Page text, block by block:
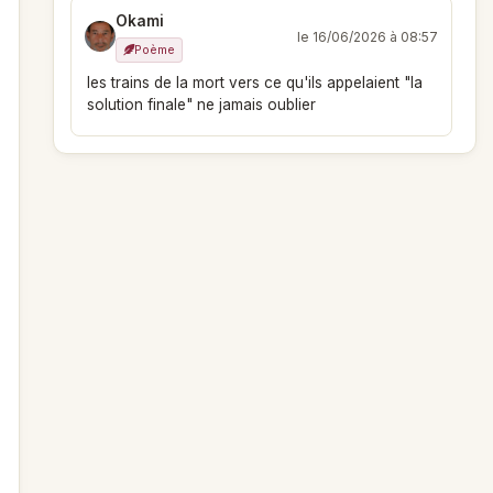
Okami
Poème
le 16/06/2026 à 08:57
les trains de la mort vers ce qu'ils appelaient "la
solution finale" ne jamais oublier